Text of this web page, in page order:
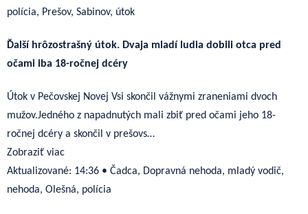
polícia, Prešov, Sabinov, útok
Ďalší hrôzostrašný útok. Dvaja mladí ludia dobili otca pred
očami iba 18-ročnej dcéry
Útok v Pečovskej Novej Vsi skončil vážnymi zraneniami dvoch
mužov.Jedného z napadnutých mali zbiť pred očami jeho 18-
ročnej dcéry a skončil v prešovs…
Zobraziť viac
Aktualizované: 14:36 • Čadca, Dopravná nehoda, mladý vodič,
nehoda, Olešná, polícia